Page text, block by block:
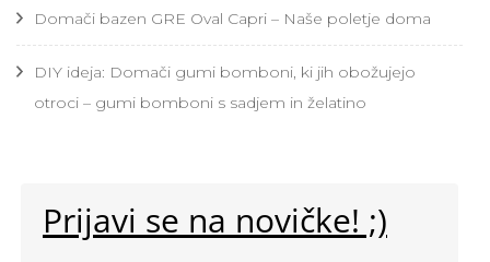
Domači bazen GRE Oval Capri – Naše poletje doma
DIY ideja: Domači gumi bomboni, ki jih obožujejo
otroci – gumi bomboni s sadjem in želatino
Prijavi se na novičke! ;)